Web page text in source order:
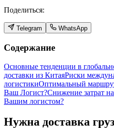
Поделиться:
Telegram WhatsApp
Содержание
Основные тенденции в
доставки из КитаяРиски
логистикиОптимальный
Ваш Логист?Снижение затрат
Вашим логистом?
Нужна доставка